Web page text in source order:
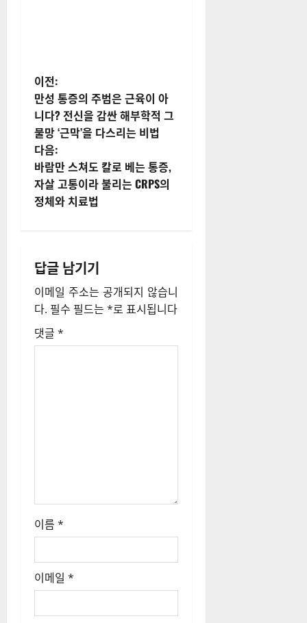
게
시
물
내
비
이
션
이전:
만성 통증의 주범은 근육이 아
니다? 전신을 감싼 해부학적 그
물망 ‘근막’을 다스리는 비법
다음:
바람만 스쳐도 칼로 베는 통증,
자살 고통이라 불리는 CRPS의
정체와 치료법
답글 남기기
이메일 주소는 공개되지 않습니
다. 필수 필드는 *로 표시됩니다
댓글 *
이름 *
이메일 *